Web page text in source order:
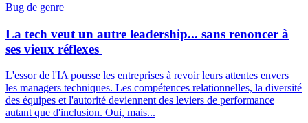
Bug de genre
La tech veut un autre leadership... sans renoncer à
ses vieux réflexes
L'essor de l'IA pousse les entreprises à revoir leurs attentes envers
les managers techniques. Les compétences relationnelles, la diversité
des équipes et l'autorité deviennent des leviers de performance
autant que d'inclusion. Oui, mais...